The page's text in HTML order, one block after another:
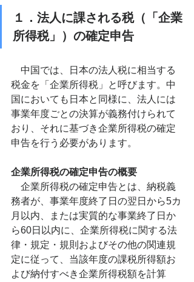
１．法人に課される税（「企業
所得税」）の確定申告
中国では、日本の法人税に相当する
税金を「企業所得税」と呼びます。中
国においても日本と同様に、法人には
事業年度ごとの決算が義務付けられて
おり、それに基づき企業所得税の確定
申告を行う必要があります。
企業所得税の確定申告の概要
企業所得税の確定申告とは、納税義
務者が、事業年度終了日の翌日から5カ
月以内、または実質的な事業終了日か
ら60日以内に、企業所得税に関する法
律・規定・規則およびその他の関連規
定に従って、当該年度の課税所得額お
よび納付すべき企業所得税額を計算